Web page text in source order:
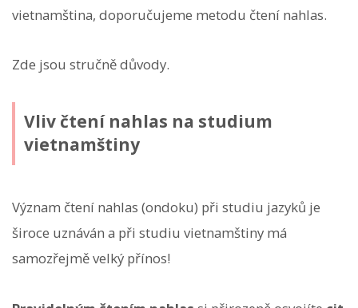
vietnamština, doporučujeme metodu čtení nahlas.
Zde jsou stručně důvody.
Vliv čtení nahlas na studium
vietnamštiny
Význam čtení nahlas (ondoku) při studiu jazyků je
široce uznáván a při studiu vietnamštiny má
samozřejmě velký přínos!